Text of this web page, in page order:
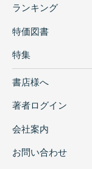
ランキング
特価図書
特集
書店様へ
著者ログイン
会社案内
お問い合わせ